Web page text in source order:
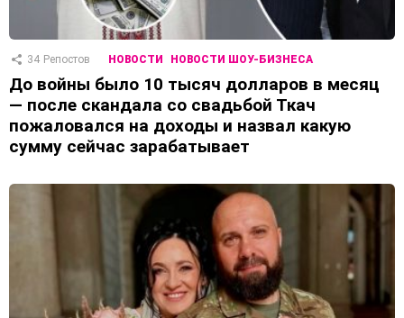
34 Репостов НОВОСТИ НОВОСТИ ШОУ-БИЗНЕСА
До войны было 10 тысяч долларов в месяц
— после скандала со свадьбой Ткач
пожаловался на доходы и назвал какую
сумму сейчас зарабатывает